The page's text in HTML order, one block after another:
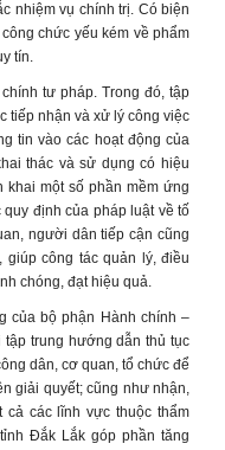
nhiệm vụ chính trị. Có biện
chức yếu kém về phẩm
tín.
tư pháp. Trong đó, tập
tiếp nhận và xử lý công việc
tin vào các hoạt động của
thác và sử dụng có hiệu
khai một số phần mềm ứng
định của pháp luật về tố
người dân tiếp cận cũng
công tác quản lý, điều
chóng, đạt hiệu quả.
của bộ phận Hành chính –
tập trung hướng dẫn thủ tục
dân, cơ quan, tổ chức để
giải quyết; cũng như nhận,
cả các lĩnh vực thuộc thẩm
Đắk Lắk góp phần tăng